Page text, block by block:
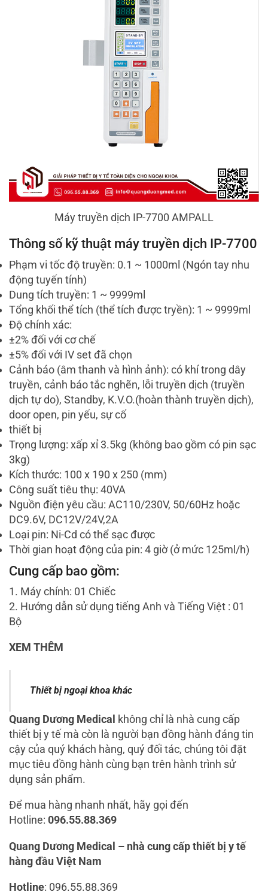
Máy truyền dịch IP-7700 AMPALL
Thông số kỹ thuật máy truyền dịch IP-7700
Phạm vi tốc độ truyền: 0.1 ~ 1000ml (Ngón tay nhu
động tuyến tính)
Dung tích truyền: 1 ~ 9999ml
Tổng khối thể tích (thể tích được tryền): 1 ~ 9999ml
Độ chính xác:
±2% đối với cơ chế
±5% đối với IV set đã chọn
Cảnh báo (âm thanh và hình ảnh): có khí trong dây
truyền, cảnh báo tắc nghẽn, lỗi truyền dịch (truyền
dịch tự do), Standby, K.V.O.(hoàn thành truyền dịch),
door open, pin yếu, sự cố
thiết bị
Trọng lượng: xấp xỉ 3.5kg (không bao gồm có pin sạc
3kg)
Kích thước: 100 x 190 x 250 (mm)
Công suất tiêu thụ: 40VA
Nguồn điện yêu cầu: AC110/230V, 50/60Hz hoặc
DC9.6V, DC12V/24V,2A
Loại pin: Ni-Cd có thể sạc được
Thời gian hoạt động của pin: 4 giờ (ở mức 125ml/h)
Cung cấp bao gồm:
1. Máy chính: 01 Chiếc
2. Hướng dẫn sử dụng tiếng Anh và Tiếng Việt : 01
Bộ
XEM THÊM
Thiết bị ngoại khoa khác
Quang Dương Medical không chỉ là nhà cung cấp
thiết bị y tế mà còn là người bạn đồng hành đáng tin
cậy của quý khách hàng, quý đối tác, chúng tôi đặt
mục tiêu đồng hành cùng bạn trên hành trình sử
dụng sản phẩm.
Để mua hàng nhanh nhất, hãy gọi đến
Hotline: 096.55.88.369
Quang Dương Medical – nhà cung cấp thiết bị y tế
hàng đầu Việt Nam
Hotline: 096.55.88.369